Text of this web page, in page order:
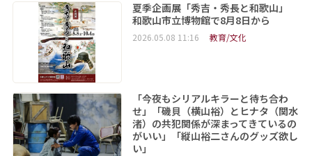
夏季企画展「秀吉・秀長と和歌山」
和歌山市立博物館で8月8日から
2026.05.08 11:16 教育/文化
「今夜もシリアルキラーと待ち合わ
せ」「磯貝（横山裕）とヒナタ（関水
渚）の共犯関係が深まってきているの
がいい」「縦山裕二さんのグッズ欲し
い」